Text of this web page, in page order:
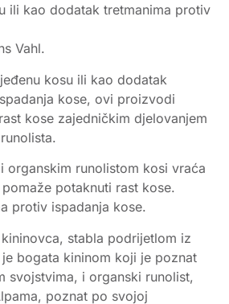
ili kao dodatak tretmanima protiv
Vahl.
kosu ili kao dodatak
kose, ovi proizvodi
kose zajedničkim djelovanjem
organskim runolistom kosi vraća
potaknuti rast kose.
protiv ispadanja kose.
stabla podrijetlom iz
bogata kininom koji je poznat
svojstvima, i organski runolist,
poznat po svojoj